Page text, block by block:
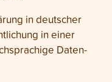
in deutscher
in einer
Daten­